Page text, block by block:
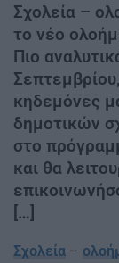
Σχολεία –
το νέο
Πιο
κηδεμόνες
δημοτικών
στο
και θα
[…]
Σχολεία –